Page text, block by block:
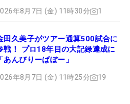
年8月7日 (金) 11時30分 1
田久美子がツアー通算500試合に
戦！ プロ18年目の大記録達成に
「あんびりーばぼー」
年8月7日 (金) 11時25分 19